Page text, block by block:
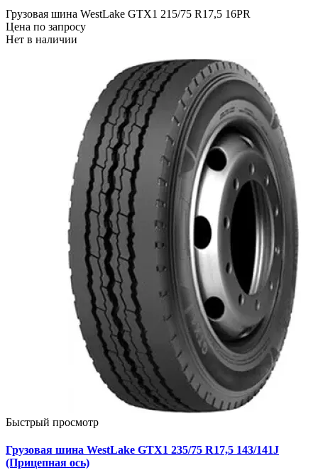
Грузовая шина WestLake GTX1 215/75 R17,5 16PR
Цена по запросу
Нет в наличии
Быстрый просмотр
Грузовая шина WestLake GTX1 235/75 R17,5 143/141J
(Прицепная ось)